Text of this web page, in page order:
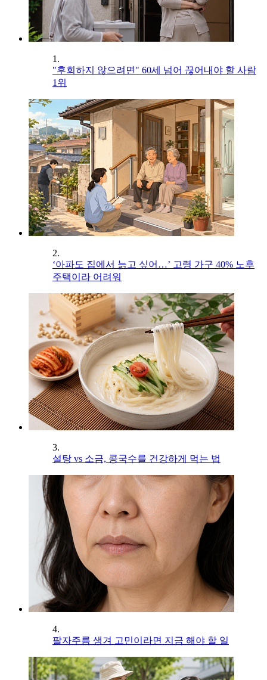
1.
"후회하지 않으려면" 60세 넘어 끊어내야 할 사람
1위
2.
‘아파도 집에서 늙고 싶어…’ 고령 가구 40% 노후
주택이라 어려워
3.
설탕 vs 소금, 콩국수를 건강하게 먹는 법
4.
팔자주름 생겨 고민이라면 지금 해야 할 일